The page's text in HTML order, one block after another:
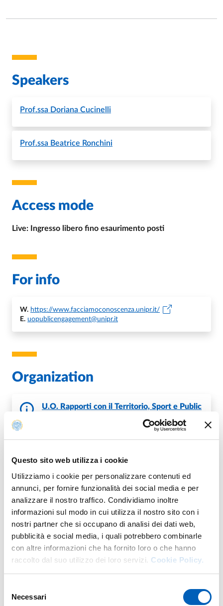
Questo sito web utilizza i cookie
Utilizziamo i cookie per personalizzare contenuti ed
annunci, per fornire funzionalità dei social media e per
analizzare il nostro traffico. Condividiamo inoltre
informazioni sul modo in cui utilizza il nostro sito con i
nostri partner che si occupano di analisi dei dati web,
pubblicità e social media, i quali potrebbero combinarle
con altre informazioni che ha fornito loro o che hanno
raccolto dal suo utilizzo dei loro servizi. Cookie Policy.
delNecessari
Speakers
Prof.ssa Doriana Cucinelli
Prof.ssa Beatrice Ronchini
Access mode
Live: Ingresso libero fino esaurimento posti
For info
W. https://www.facciamoconoscenza.unipr.it/
E. uopublicengagement@unipr.it
Organization
U.O. Rapporti con il Territorio, Sport e Public
It's part of
Aperitivi della Conoscenza
TOTHURSDAY 31 DECEMBER 2026
SALA CONFERENZE - PARMAUNIVERCITY INFO POINT